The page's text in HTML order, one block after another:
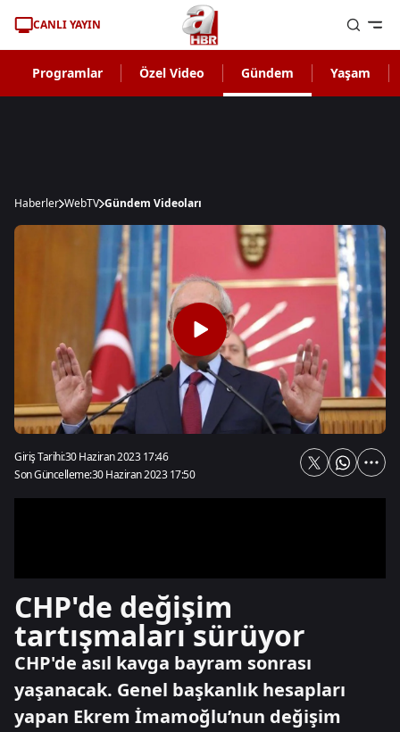
CANLI YAYIN
Programlar Özel Video Gündem Yaşam
Haberler WebTV Gündem Videoları
Giriş Tarihi:30 Haziran 2023 17:46
Son Güncelleme:30 Haziran 2023 17:50
CHP'de değişim
tartışmaları sürüyor
CHP'de asıl kavga bayram sonrası
yaşanacak. Genel başkanlık hesapları
yapan Ekrem İmamoğlu’nun değişim